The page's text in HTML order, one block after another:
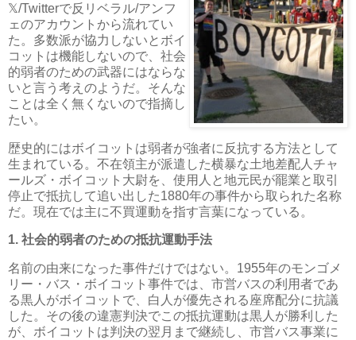
𝕏/Twitterで反リベラル/アンフ
ェのアカウントから流れてい
た。多数派が協力しないとボイ
コットは機能しないので、社会
的弱者のための武器にはならな
いと言う考えのようだ。そんな
ことは全く無くないので指摘し
たい。
歴史的にはボイコットは弱者が強者に反抗する方法として
生まれている。不在領主が派遣した横暴な土地差配人チャ
ールズ・ボイコット大尉を、使用人と地元民が罷業と取引
停止で抵抗して追い出した1880年の事件から取られた名称
だ。現在では主に不買運動を指す言葉になっている。
1. 社会的弱者のための抵抗運動手法
名前の由来になった事件だけではない。1955年のモンゴメ
リー・バス・ボイコット事件では、市営バスの利用者であ
る黒人がボイコットで、白人が優先される座席配分に抗議
した。その後の違憲判決でこの抵抗運動は黒人が勝利した
が、ボイコットは判決の翌月まで継続し、市営バス事業に